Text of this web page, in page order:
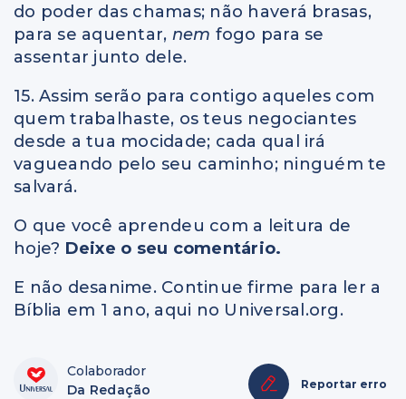
do poder das chamas; não haverá brasas,
para se aquentar, nem fogo para se
assentar junto dele.
15. Assim serão para contigo aqueles com
quem trabalhaste, os teus negociantes
desde a tua mocidade; cada qual irá
vagueando pelo seu caminho; ninguém te
salvará.
O que você aprendeu com a leitura de
hoje? Deixe o seu comentário.
E não desanime. Continue firme para ler a
Bíblia em 1 ano, aqui no Universal.org.
Colaborador
Da Redação
Reportar erro